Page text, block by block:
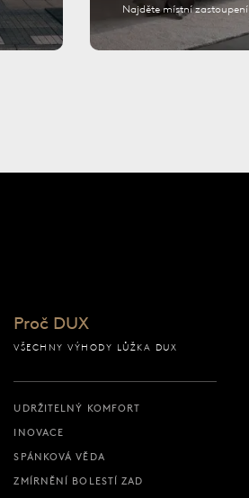
Najděte místní zastoupení
Proč DUX
VŠECHNY VÝHODY LŮŽKA DUX
UDRŽITELNÝ KOMFORT
INOVACE
SPÁNKOVÁ VĚDA
ZMÍRNĚNÍ BOLESTÍ ZAD